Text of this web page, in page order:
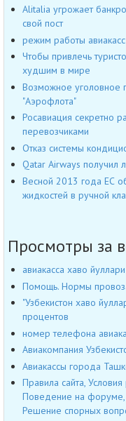
Alitalia угрожает
свой пост
режим работы авиакасс
Чтобы привлечь
худшим в мире
Возможное уголовное
"Аэрофлота"
Росавиация секретно
перевозчиками
Отказ системы
Qatar Airways получил
Весной 2013 года ЕС
жидкостей в ручной
Просмотры за
авиакасса хаво йуллари
Помощь. Нормы
"Узбекистон хаво
процентов
номер телефона
Авиакомпания
Авиакассы города
Правила сайта,
Поведение на форуме,
Решение спорных